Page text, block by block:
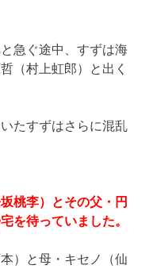
急ぐ途中、すずは海
（村上虹郎）と出く
たすずはさらに混乱
桃李）とその父・円
を待っていました。
）と母・キセノ（仙